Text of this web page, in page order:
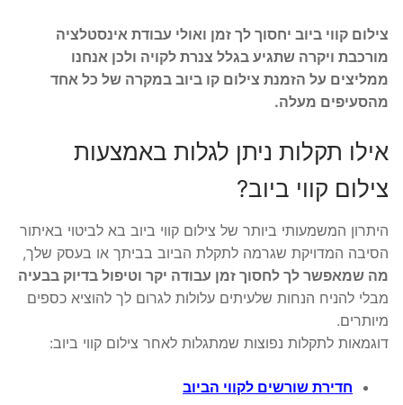
צילום קווי ביוב יחסוך לך זמן ואולי עבודת אינסטלציה
מורכבת ויקרה שתגיע בגלל צנרת לקויה ולכן אנחנו
ממליצים על הזמנת צילום קו ביוב במקרה של כל אחד
מהסעיפים מעלה.
אילו תקלות ניתן לגלות באמצעות
צילום קווי ביוב?
היתרון המשמעותי ביותר של צילום קווי ביוב בא לביטוי באיתור
הסיבה המדויקת שגרמה לתקלת הביוב בביתך או בעסק שלך,
מה שמאפשר לך לחסוך זמן עבודה יקר וטיפול בדיוק בבעיה
מבלי להניח הנחות שלעיתים עלולות לגרום לך להוציא כספים
מיותרים.
דוגמאות לתקלות נפוצות שמתגלות לאחר צילום קווי ביוב:
חדירת שורשים לקווי הביוב